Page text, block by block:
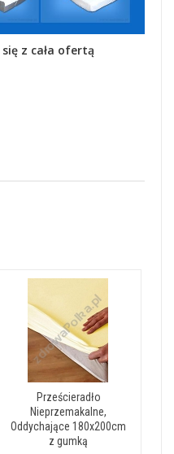
z cała ofertą
Prześcieradło
Nieprzemakalne,
Oddychające 180x200cm
z gumką